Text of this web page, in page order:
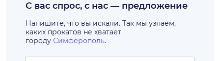
С вас спрос, с нас — предложение
Напишите, что вы искали. Так мы узнаем,
каких прокатов не хватает
городу Симферополь.